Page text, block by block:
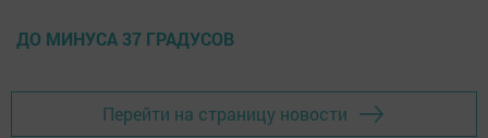
ДО МИНУСА 37 ГРАДУСОВ
Перейти на страницу новости